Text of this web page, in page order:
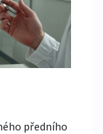
předního